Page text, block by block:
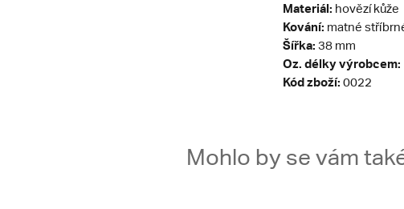
Materiál: hovězí kůže
Kování: matné
Šířka: 38 mm
Oz. délky výrobcem:
Kód zboží: 0022
Mohlo by se vám